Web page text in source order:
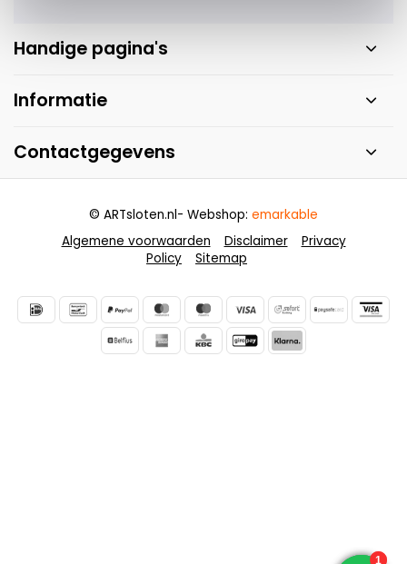
Handige pagina's
Informatie
Contactgegevens
Algemene voorwaarden Disclaimer
Privacy
Policy
Sitemap
© ARTsloten.nl- Webshop: emarkable